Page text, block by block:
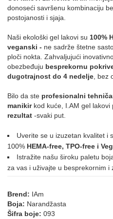
195 196 197
072 126 169
ROZE
171 016 021
042 007 025
076 079
donoseći savršenu kombinaciju
postojanosti i sjaja.
Naši ekološki gel lakovi su 100%
veganski - ne sadrže štetne
ploči nokta. Zahvaljujući
obezbeđuju besprekornu
dugotrajnost do 4 nedelje, bez
Bilo da ste profesionalni
manikirkod kuće, I.AM gel lakovi
rezultat -svaki put.
Uverite se u izuzetan kvalitet i
100% HEMA-free, TPO-free i
Istražite našu široku paletu
za vas i uživajte u besprekornim i
Brend: IAm
Boja: Narandžasta
Šifra boje: 093